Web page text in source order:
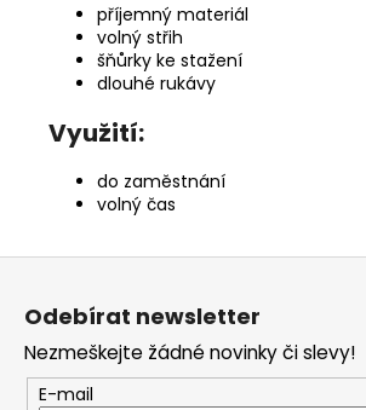
příjemný materiál
volný střih
šňůrky ke stažení
dlouhé rukávy
Využití:
do zaměstnání
volný čas
Z
Odebírat newsletter
Nezmeškejte žádné novinky či slevy!
E-mail